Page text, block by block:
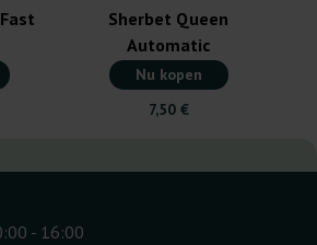
Sherbet Queen
Automatic
Nu kopen
7,50 €
- 16:00